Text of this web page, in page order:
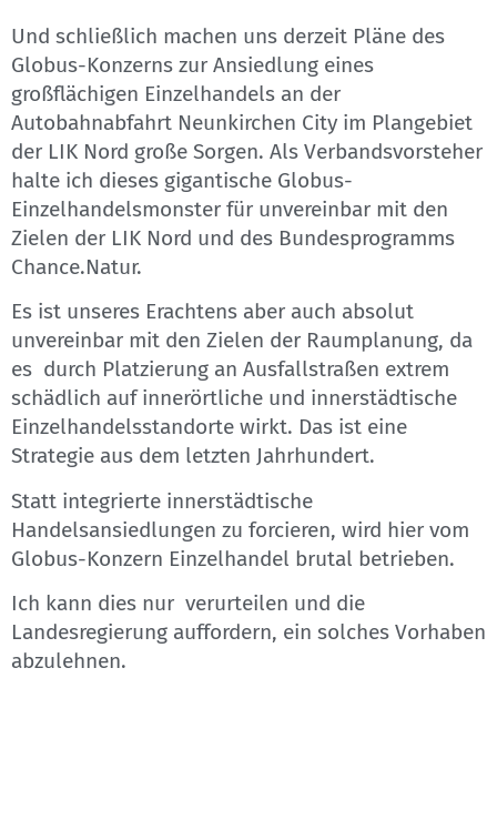
Und schließlich machen uns derzeit Pläne des
Globus-Konzerns zur Ansiedlung eines
großflächigen Einzelhandels an der
Autobahnabfahrt Neunkirchen City im Plangebiet
der LIK Nord große Sorgen. Als Verbandsvorsteher
halte ich dieses gigantische Globus-
Einzelhandelsmonster für unvereinbar mit den
Zielen der LIK Nord und des Bundesprogramms
Chance.Natur.
Es ist unseres Erachtens aber auch absolut
unvereinbar mit den Zielen der Raumplanung, da
es durch Platzierung an Ausfallstraßen extrem
schädlich auf innerörtliche und innerstädtische
Einzelhandelsstandorte wirkt. Das ist eine
Strategie aus dem letzten Jahrhundert.
Statt integrierte innerstädtische
Handelsansiedlungen zu forcieren, wird hier vom
Globus-Konzern Einzelhandel brutal betrieben.
Ich kann dies nur verurteilen und die
Landesregierung auffordern, ein solches Vorhaben
abzulehnen.